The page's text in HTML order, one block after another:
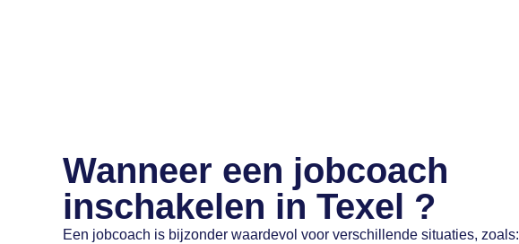
Wanneer een jobcoach
inschakelen in Texel ?
Een jobcoach is bijzonder waardevol voor verschillende situaties, zoals: